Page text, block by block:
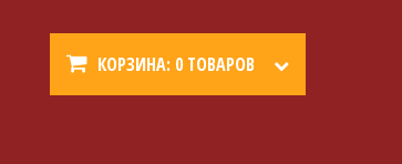
КОРЗИНА: 0 ТОВАРОВ